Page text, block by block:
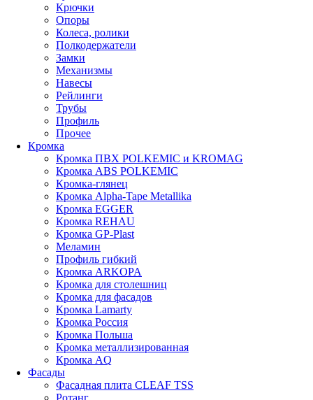
Крючки
Опоры
Колеса, ролики
Полкодержатели
Замки
Механизмы
Навесы
Рейлинги
Трубы
Профиль
Прочее
Кромка
Кромка ПВХ POLKEMIC и KROMAG
Кромка ABS POLKEMIС
Кромка-глянец
Кромка Alpha-Tape Metallika
Кромка EGGER
Кромка REHAU
Кромка GP-Plast
Меламин
Профиль гибкий
Кромка ARKOPA
Кромка для столешниц
Кромка для фасадов
Кромка Lamarty
Кромка Россия
Кромка Польша
Кромка металлизированная
Кромка AQ
Фасады
Фасадная плита CLEAF TSS
Ротанг